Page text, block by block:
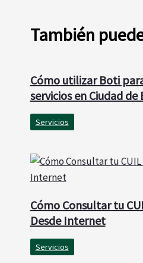
También
Cómo utilizar Boti
servicios en Ciudad de
Servicios
Cómo Consultar tu
Desde Internet
Servicios